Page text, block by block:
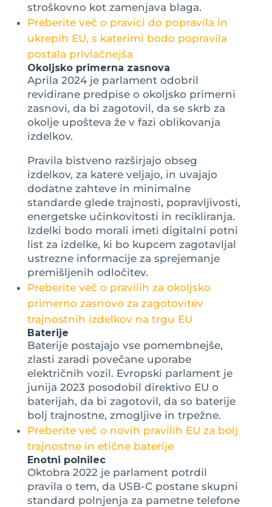
stroškovno kot zamenjava blaga.
Preberite več o pravici do popravila in
ukrepih EU, s katerimi bodo popravila
postala privlačnejša
Okoljsko primerna zasnova
Aprila 2024 je parlament odobril
revidirane predpise o okoljsko primerni
zasnovi, da bi zagotovil, da se skrb za
okolje upošteva že v fazi oblikovanja
izdelkov.
Pravila bistveno razširjajo obseg
izdelkov, za katere veljajo, in uvajajo
dodatne zahteve in minimalne
standarde glede trajnosti, popravljivosti,
energetske učinkovitosti in recikliranja.
Izdelki bodo morali imeti digitalni potni
list za izdelke, ki bo kupcem zagotavljal
ustrezne informacije za sprejemanje
premišljenih odločitev.
Preberite več o pravilih za okoljsko
primerno zasnovo za zagotovitev
trajnostnih izdelkov na trgu EU
Baterije
Baterije postajajo vse pomembnejše,
zlasti zaradi povečane uporabe
električnih vozil. Evropski parlament je
junija 2023 posodobil direktivo EU o
baterijah, da bi zagotovil, da so baterije
bolj trajnostne, zmogljive in trpežne.
Preberite več o novih pravilih EU za bolj
trajnostne in etične baterije
Enotni polnilec
Oktobra 2022 je parlament potrdil
pravila o tem, da USB-C postane skupni
standard polnjenja za pametne telefone